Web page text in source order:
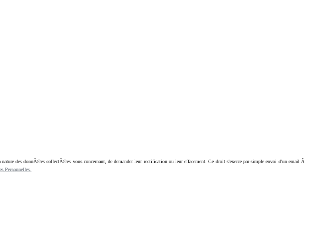
des donnÃ©es collectÃ©es vous concernant, de demander leur rectification ou leur effacement. Ce droit s'exerce par simple envoi d'un email Ã
Personnelles.